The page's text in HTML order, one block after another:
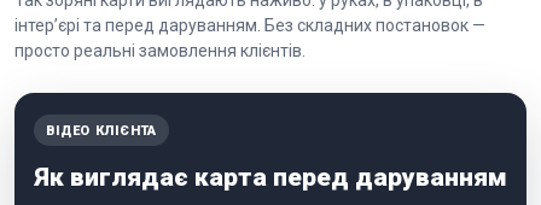
інтер’єрі та перед даруванням. Без складних постановок —
просто реальні замовлення клієнтів.
ВІДЕО КЛІЄНТА
Як виглядає карта перед даруванням